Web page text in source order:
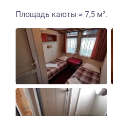
Площадь каюты ≈ 7,5 м².